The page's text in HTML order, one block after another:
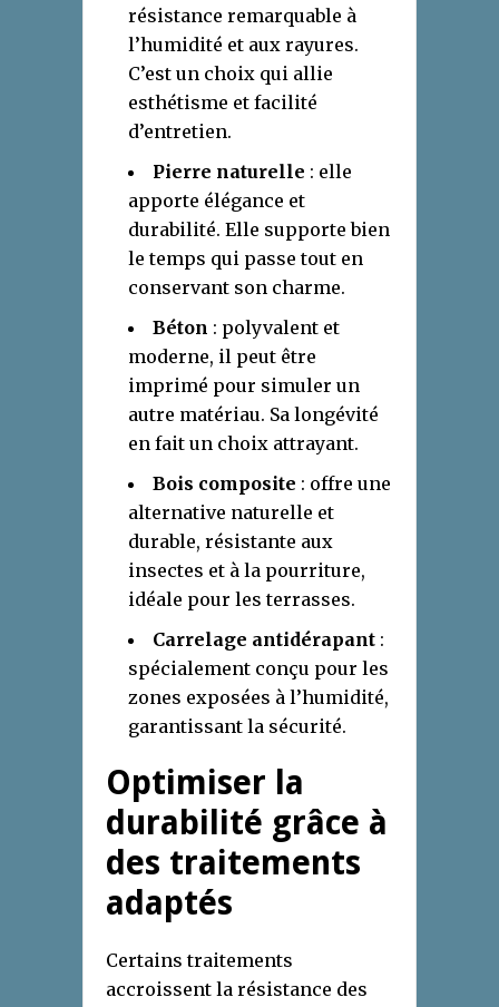
résistance remarquable à
l’humidité et aux rayures.
C’est un choix qui allie
esthétisme et facilité
d’entretien.
Pierre naturelle : elle
apporte élégance et
durabilité. Elle supporte bien
le temps qui passe tout en
conservant son charme.
Béton : polyvalent et
moderne, il peut être
imprimé pour simuler un
autre matériau. Sa longévité
en fait un choix attrayant.
Bois composite : offre une
alternative naturelle et
durable, résistante aux
insectes et à la pourriture,
idéale pour les terrasses.
Carrelage antidérapant :
spécialement conçu pour les
zones exposées à l’humidité,
garantissant la sécurité.
Optimiser la
durabilité grâce à
des traitements
adaptés
Certains traitements
accroissent la résistance des